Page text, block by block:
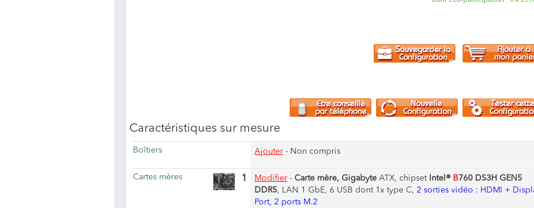
Caractéristiques sur mesure
Boîtiers Ajouter - Non compris
Cartes mères 1 Modifier - Carte mère, Gigabyte ATX, chipset Intel® B760 DS3H GEN5
DDR5, LAN 1 GbE, 6 USB dont 1x type C, 2 sorties vidéo : HDMI +
Port, 2 ports M.2